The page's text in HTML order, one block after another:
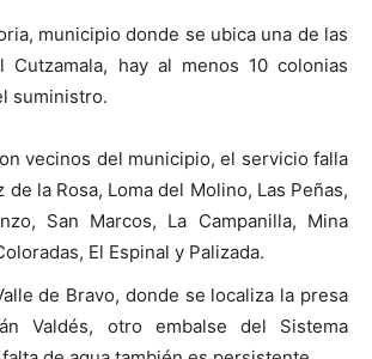
municipio donde se ubica una de las
Cutzamala, hay al menos 10 colonias
suministro.
vecinos del municipio, el servicio falla
de la Rosa, Loma del Molino, Las Peñas,
San Marcos, La Campanilla, Mina
El Espinal y Palizada.
de Bravo, donde se localiza la presa
Valdés, otro embalse del Sistema